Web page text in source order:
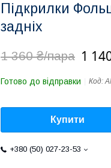
Підкрилки
задніх
1 360 ₴/пара 1
Готово до відправки Код:
Купити
+380 (50) 027-23-53